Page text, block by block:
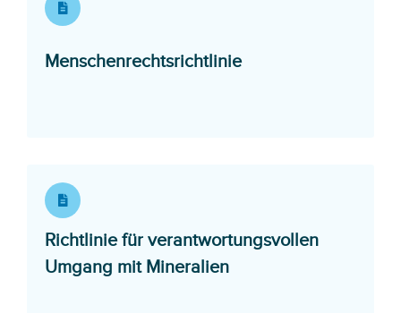
MenschenrechtsrichtlinieOpens in a new
Richtlinie für verantwortungsvollen
Umgang mit MineralienOpens in a new